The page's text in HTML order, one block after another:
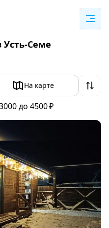
Усть-Семе
На карте
до 4500 ₽